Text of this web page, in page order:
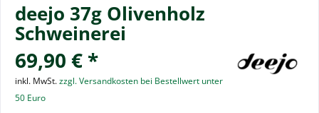
deejo 37g Olivenholz
Schweinerei
69,90 € *
inkl. MwSt.zzgl. Versandkosten bei Bestellwert unter
50 Euro